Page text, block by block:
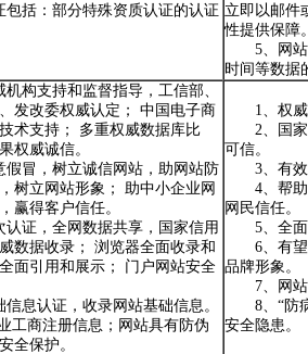
括：部分特殊资质认证的认证 立即以邮件
性提供保障
5、网站
时间等数据
支持和监督指导，工信部、
发改委权威认定； 中国电子商
术支持； 多重权威数据库比
权威诚信。
冒，树立诚信网站，助网站防
树立网站形象； 助中小企业网
赢得客户信任。
证，全网数据共享，国家信用
数据收录； 浏览器全面收录和
面引用和展示； 门户网站安全
认证，收录网站基础信息。
工商注册信息；网站具有防伪
全保护。
1、权威
2、国家
可信。
3、有效
4、帮助
网民信任。
5、全面
6、有望
品牌形象。
7、网站
8、“防病
安全隐患。